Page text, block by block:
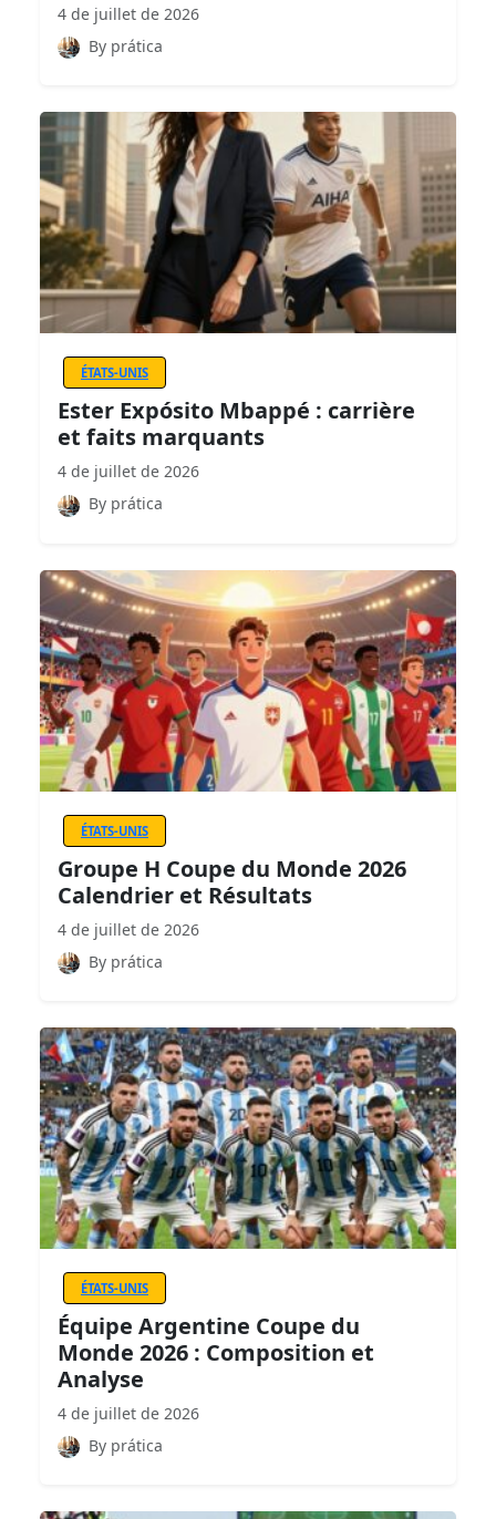
4 de juillet de 2026
By prática
ÉTATS-UNIS
Ester Expósito Mbappé : carrière
et faits marquants
4 de juillet de 2026
By prática
ÉTATS-UNIS
Groupe H Coupe du Monde 2026
Calendrier et Résultats
4 de juillet de 2026
By prática
ÉTATS-UNIS
Équipe Argentine Coupe du
Monde 2026 : Composition et
Analyse
4 de juillet de 2026
By prática